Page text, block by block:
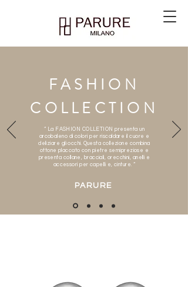
FASHION
COLLECTION
“ La FASHION COLLETION presenta un
arcobaleno di colori per riscaldare il cuore e
deliziare gli occhi. Questa collezione combina
ottone placcato con pietre semipreziose e
presenta collane, bracciali, orecchini, anelli e
accessori per capelli e, cinture. “
PARURE